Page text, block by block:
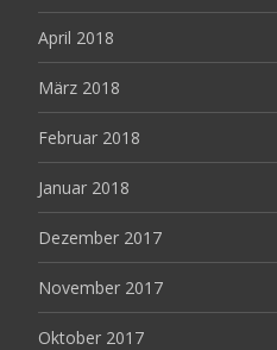
April 2018
März 2018
Februar 2018
Januar 2018
Dezember 2017
November 2017
Oktober 2017